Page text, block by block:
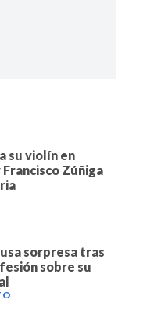
su violín en
Zúñiga
sorpresa tras
sobre su